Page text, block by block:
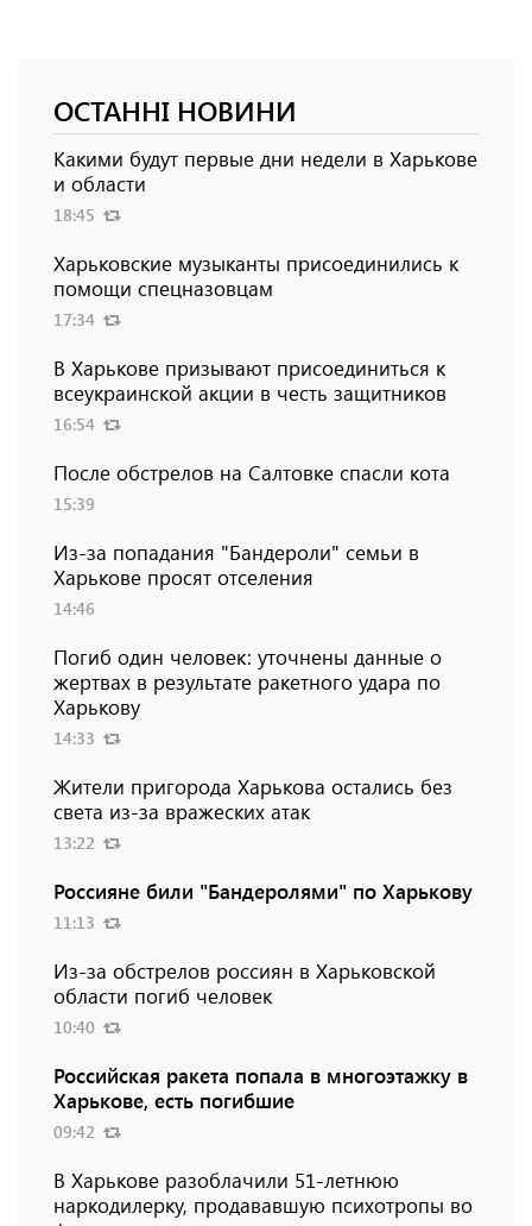
ОСТАННІ НОВИНИ
Какими будут первые дни недели в Харькове
и области
18:45
Харьковские музыканты присоединились к
помощи спецназовцам
17:34
В Харькове призывают присоединиться к
всеукраинской акции в честь защитников
16:54
После обстрелов на Салтовке спасли кота
15:39
Из-за попадания "Бандероли" семьи в
Харькове просят отселения
14:46
Погиб один человек: уточнены данные о
жертвах в результате ракетного удара по
Харькову
14:33
Жители пригорода Харькова остались без
света из-за вражеских атак
13:22
Россияне били "Бандеролями" по Харькову
11:13
Из-за обстрелов россиян в Харьковской
области погиб человек
10:40
Российская ракета попала в многоэтажку в
Харькове, есть погибшие
09:42
В Харькове разоблачили 51-летнюю
наркодилерку, продававшую психотропы во